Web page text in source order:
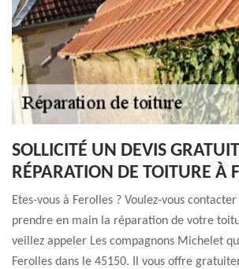
SOLLICITÉ UN DEVIS
RÉPARATION DE TOITURE À
Etes-vous à Ferolles ? Voulez-vous
prendre en main la réparation de votre
veillez appeler Les compagnons Michelet
Ferolles dans le 45150. Il vous offre